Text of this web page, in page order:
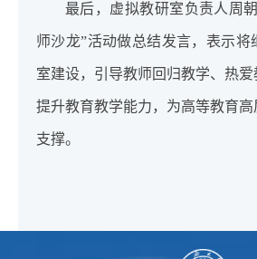
最后，虚拟教研室负责人周
师沙龙”活动做总结发言，表示将
室建设，引导教师回归教学、热爱
提升教育教学能力，为高等教育
支撑。